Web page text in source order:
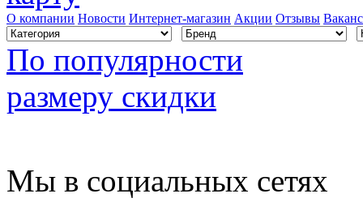
О компании Новости Интернет-магазин Акции Отзывы
По популярности
размеру скидки
Мы в социальных сетях